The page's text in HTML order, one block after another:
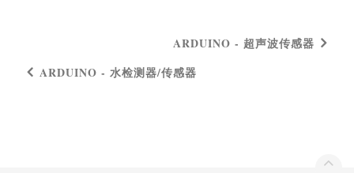
ARDUINO - 超声波传感器
ARDUINO - 水检测器/传感器